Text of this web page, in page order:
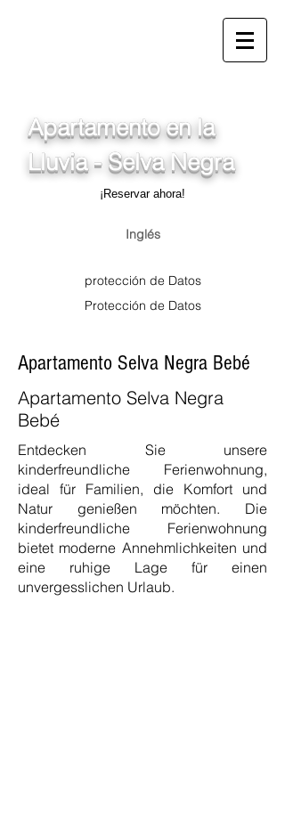
¡Reservar ahora!
Apartamento en la
Lluvia - Selva Negra
Inglés
protección de Datos
Protección de Datos
Apartamento Selva Negra Bebé
Apartamento Selva Negra
Bebé
Entdecken Sie unsere
kinderfreundliche Ferienwohnung,
ideal für Familien, die Komfort und
Natur genießen möchten. Die
kinderfreundliche Ferienwohnung
bietet moderne Annehmlichkeiten und
eine ruhige Lage für einen
unvergesslichen Urlaub.